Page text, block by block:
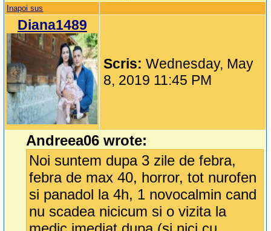
Inapoi sus
Diana1489
Scris:Wednesday, May
8, 2019 11:45 PM
Andreea06 wrote:
Noi suntem dupa 3 zile de febra,
febra de max 40, horror, tot nurofen
si panadol la 4h, 1 novocalmin cand
nu scadea nicicum si o vizita la